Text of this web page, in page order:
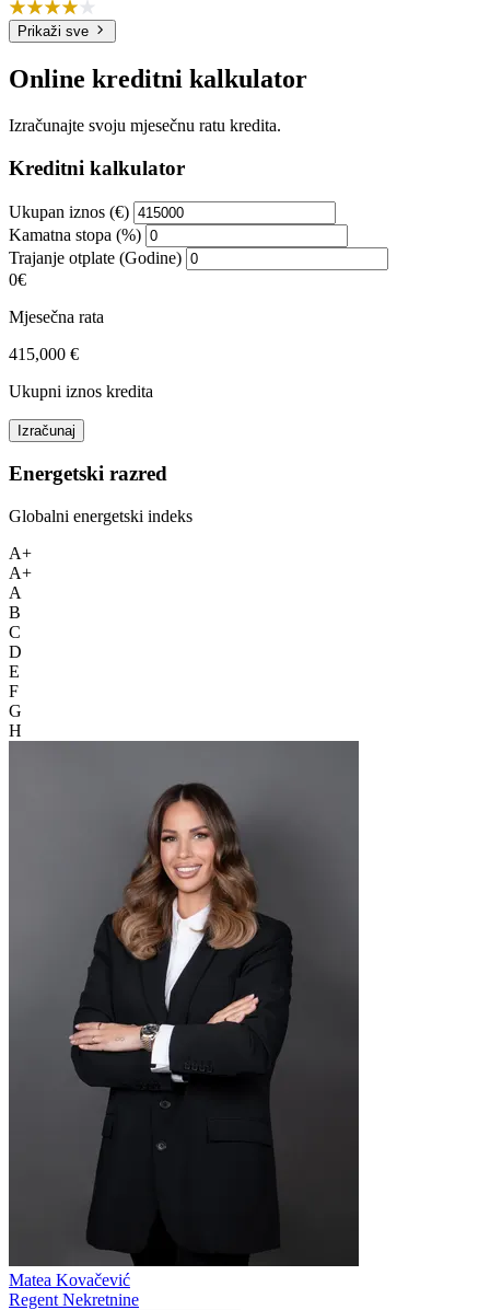
Prikaži sve
Online kreditni kalkulator
Izračunajte svoju mjesečnu ratu kredita.
Kreditni kalkulator
Ukupan iznos (€)
Kamatna stopa (%)
Trajanje otplate (Godine)
0€
Mjesečna rata
415,000 €
Ukupni iznos kredita
Izračunaj
Energetski razred
Globalni energetski indeks
A+
A+
A
B
C
D
E
F
G
H
Matea Kovačević
Regent Nekretnine